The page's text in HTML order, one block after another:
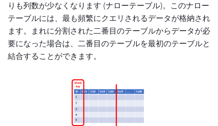
りも列数が少なくなります (ナローテーブル)。このナロー
テーブルには、最も頻繁にクエリされるデータが格納され
ます。まれに分割された二番目のテーブルからデータが必
要になった場合は、二番目のテーブルを最初のテーブルと
結合することができます。